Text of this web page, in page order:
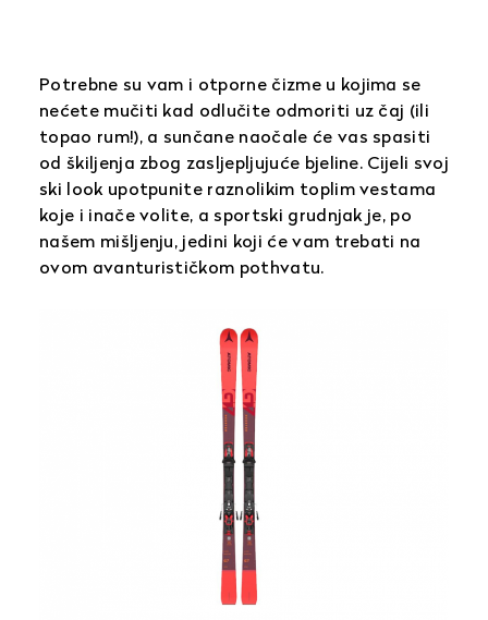
Potrebne su vam i otporne čizme u kojima se
nećete mučiti kad odlučite odmoriti uz čaj (ili
topao rum!), a sunčane naočale će vas spasiti
od škiljenja zbog zasljepljujuće bjeline. Cijeli svoj
ski look upotpunite raznolikim toplim vestama
koje i inače volite, a sportski grudnjak je, po
našem mišljenju, jedini koji će vam trebati na
ovom avanturističkom pothvatu.